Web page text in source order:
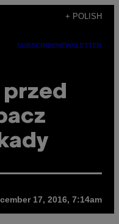
+ POLISH
SUBSCRIBENEWSLETTER
przed
17, 2016, 7:14am